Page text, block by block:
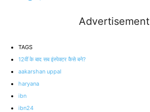
Advertisement
TAGS
12वीं के बाद सब इंस्पेक्टर कैसे बने?
aakarshan uppal
haryana
ibn
ibn24